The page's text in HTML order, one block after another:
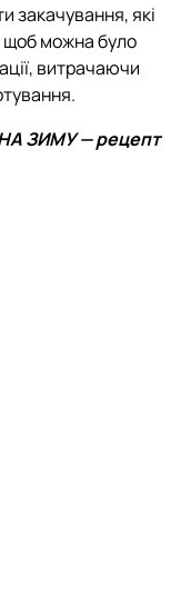
закачування, які
щоб можна було
витрачаючи
ЗИМУ — рецепт